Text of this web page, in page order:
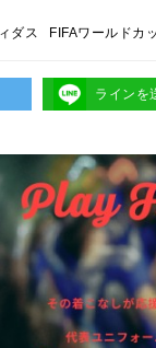
ダス FIFAワールドカ
ラインを